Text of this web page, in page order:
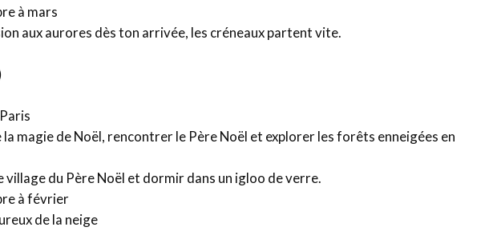
à mars
aux aurores dès ton arrivée, les créneaux partent vite.
magie de Noël, rencontrer le Père Noël et explorer les forêts enneigées en
village du Père Noël et dormir dans un igloo de verre.
à février
de la neige